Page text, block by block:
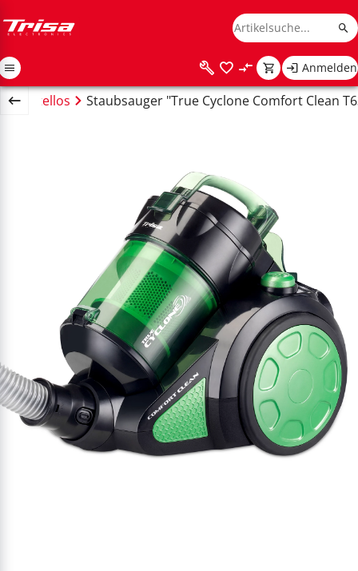
Anmelden
beutellos Staubsauger "True Cyclone Comfort Clean